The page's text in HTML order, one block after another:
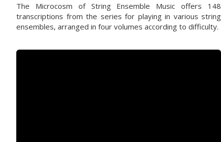
The Microcosm of String Ensemble Music offers 148
transcriptions from the series for playing in various string
ensembles, arranged in four volumes according to difficulty.